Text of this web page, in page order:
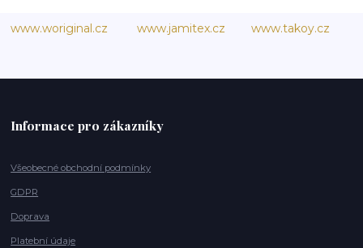
www.woriginal.cz www.jamitex.cz www.takoy.cz
Informace pro zákazníky
Všeobecné obchodní podmínky
GDPR
Doprava
Platební údaje